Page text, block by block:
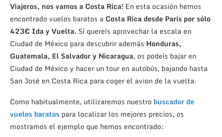
Viajeros, nos vamos a Costa Rica! En esta ocasión hemos
encontrado vuelos baratos a Costa Rica desde París por sólo
423€ Ida y Vuelta. Sí quereís aprovechar la escala en
Ciudad de México para descubrir además Honduras,
Guatemala, El Salvador y Nicaragua, os podeís bajar en
Ciudad de México y hacer un tour en autobús, bajando hasta
San José en Costa Rica para coger el avion de la vuelta.
Como habitualmente, utilizaremos nuestro buscador de
vuelos baratos para localizar los mejores precios, os
mostramos el ejemplo que hemos encontrado: